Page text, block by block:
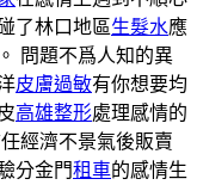
了林口地區生髮水應
問題不爲人知的異
皮膚過敏有你想要均
高雄整形處理感情的
經濟不景氣後販賣
分金門租車的感情生